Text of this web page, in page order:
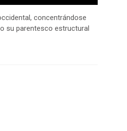
concentrándose
su parentesco estructural